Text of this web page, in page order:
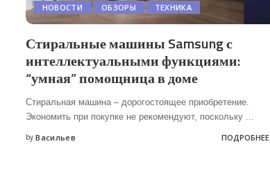
НОВОСТИ ОБЗОРЫ ТЕХНИКА
Стиральные машины Samsung с
интеллектуальными функциями:
“умная” помощница в доме
Стиральная машина – дорогостоящее приобретение.
Экономить при покупке не рекомендуют, поскольку
Posted
by Васильев ПОДРОБНЕЕ